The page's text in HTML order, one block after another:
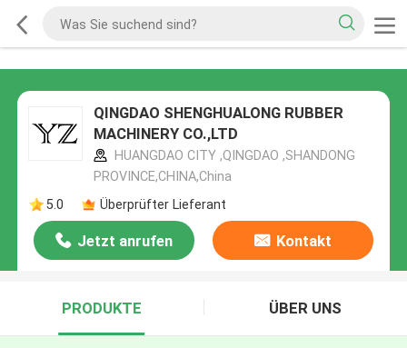
QINGDAO SHENGHUALONG RUBBER
MACHINERY CO.,LTD
HUANGDAO CITY ,QINGDAO ,SHANDONG
PROVINCE,CHINA,China
5.0
Überprüfter Lieferant
Jetzt anrufen Kontakt
PRODUKTE ÜBER UNS